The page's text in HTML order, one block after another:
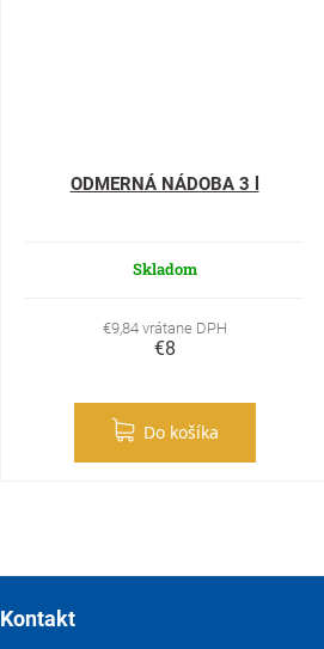
ODMERNÁ NÁDOBA 3 l
Skladom
€9,84 vrátane DPH
€8
Do košíka
Kontakt